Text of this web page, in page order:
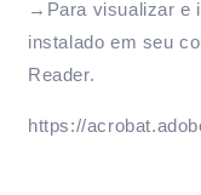
→Para visualizar e
instalado em seu
Reader.
https://